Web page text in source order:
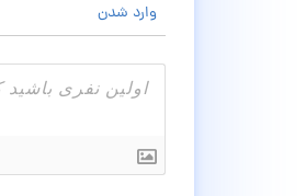
وارد شدن